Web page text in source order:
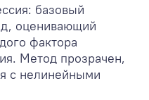
базовый
оценивающий
фактора
Метод прозрачен,
с нелинейными